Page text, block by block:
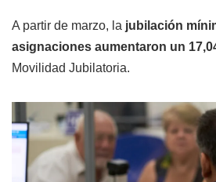
A partir de marzo, la jubilación
asignaciones aumentaron un
Movilidad Jubilatoria.